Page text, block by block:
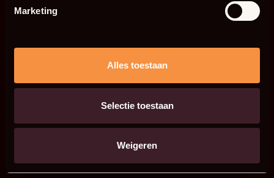
Marketing
Alles toestaan
Selectie toestaan
Weigeren